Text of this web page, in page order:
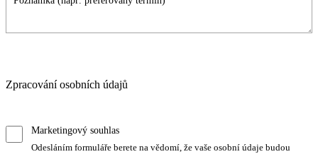
Zpracování osobních údajů
Marketingový souhlas
Odesláním formuláře berete na vědomí, že vaše osobní údaje budou